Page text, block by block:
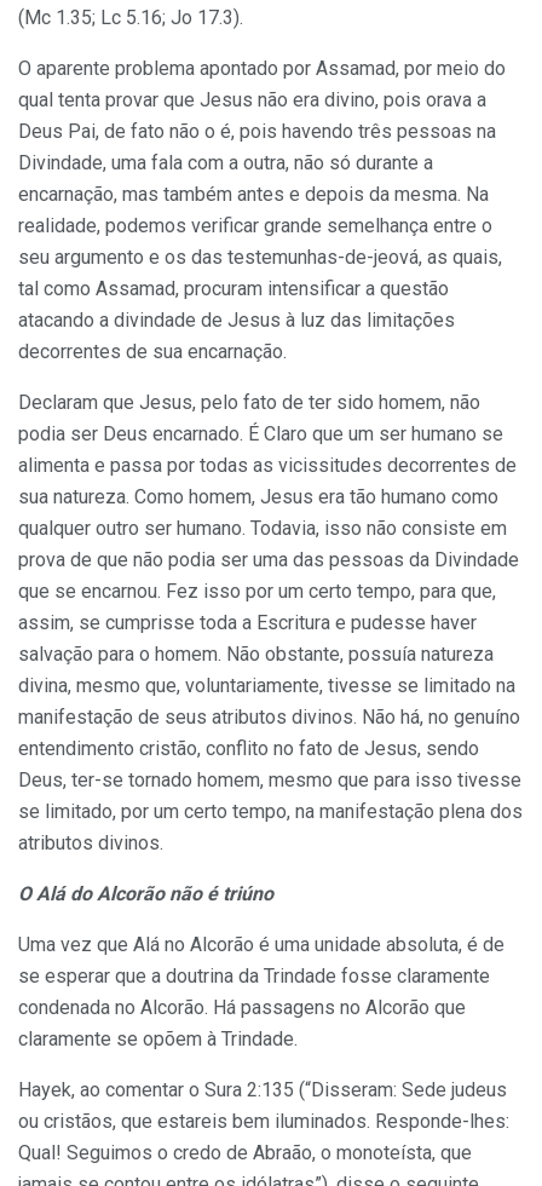
(Mc 1.35; Lc 5.16; Jo 17.3).
O aparente problema apontado por Assamad, por meio do
qual tenta provar que Jesus não era divino, pois orava a
Deus Pai, de fato não o é, pois havendo três pessoas na
Divindade, uma fala com a outra, não só durante a
encarnação, mas também antes e depois da mesma. Na
realidade, podemos verificar grande semelhança entre o
seu argumento e os das testemunhas-de-jeová, as quais,
tal como Assamad, procuram intensificar a questão
atacando a divindade de Jesus à luz das limitações
decorrentes de sua encarnação.
Declaram que Jesus, pelo fato de ter sido homem, não
podia ser Deus encarnado. É Claro que um ser humano se
alimenta e passa por todas as vicissitudes decorrentes de
sua natureza. Como homem, Jesus era tão humano como
qualquer outro ser humano. Todavia, isso não consiste em
prova de que não podia ser uma das pessoas da Divindade
que se encarnou. Fez isso por um certo tempo, para que,
assim, se cumprisse toda a Escritura e pudesse haver
salvação para o homem. Não obstante, possuía natureza
divina, mesmo que, voluntariamente, tivesse se limitado na
manifestação de seus atributos divinos. Não há, no genuíno
entendimento cristão, conflito no fato de Jesus, sendo
Deus, ter-se tornado homem, mesmo que para isso tivesse
se limitado, por um certo tempo, na manifestação plena dos
atributos divinos.
O Alá do Alcorão não é triúno
Uma vez que Alá no Alcorão é uma unidade absoluta, é de
se esperar que a doutrina da Trindade fosse claramente
condenada no Alcorão. Há passagens no Alcorão que
claramente se opõem à Trindade.
Hayek, ao comentar o Sura 2:135 (“Disseram: Sede judeus
ou cristãos, que estareis bem iluminados. Responde-lhes:
Qual! Seguimos o credo de Abraão, o monoteísta, que